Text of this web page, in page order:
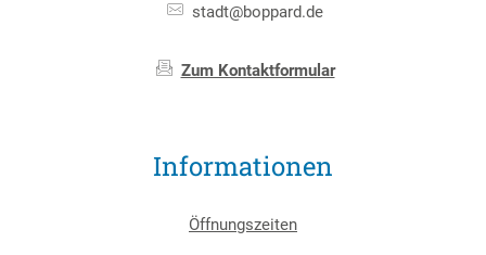
stadt@boppard.de
Zum Kontaktformular
Informationen
Öffnungszeiten